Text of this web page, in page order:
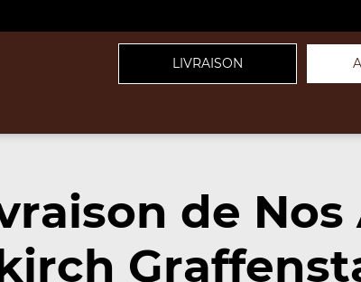
LIVRAISON
de